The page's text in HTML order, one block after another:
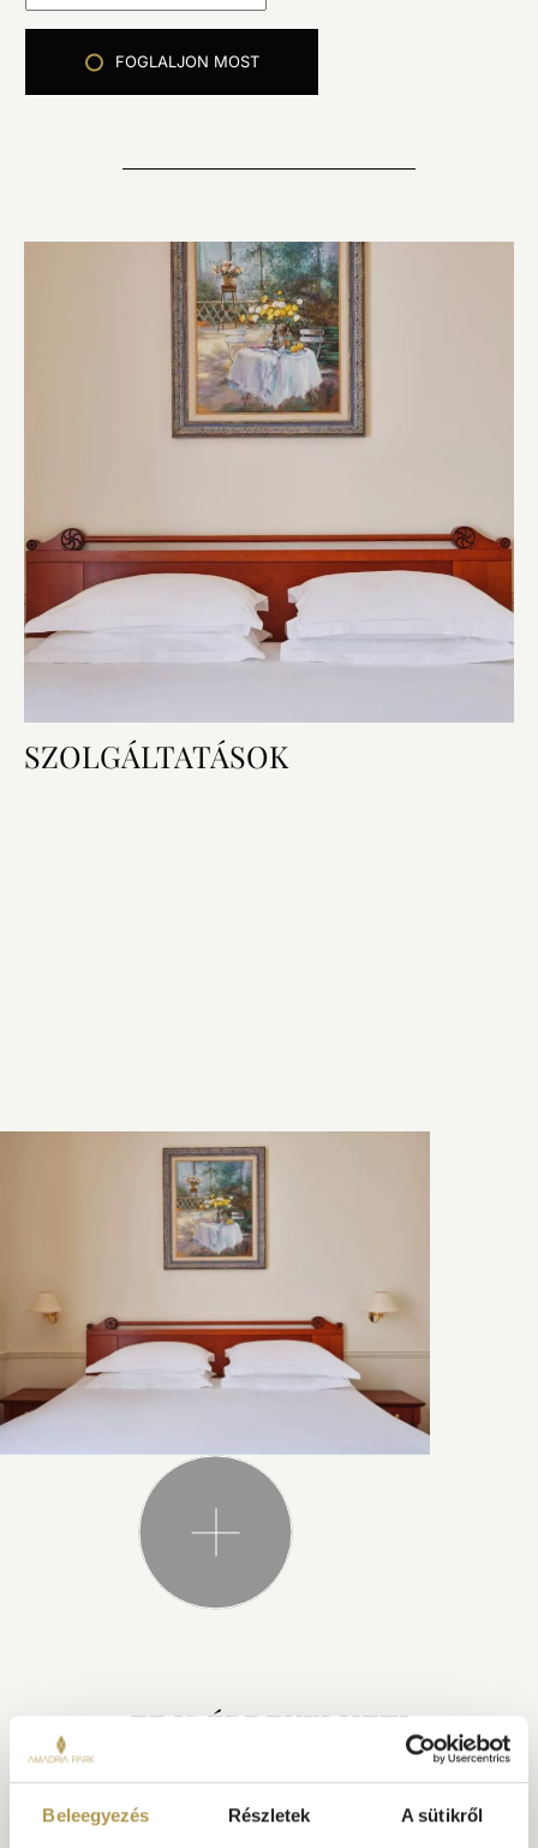
Beleegyezés Részletek A sütikről
FOGLALJON MOST
SZOLGÁLTATÁSOK
EZ IS ÉRDEKELHETI